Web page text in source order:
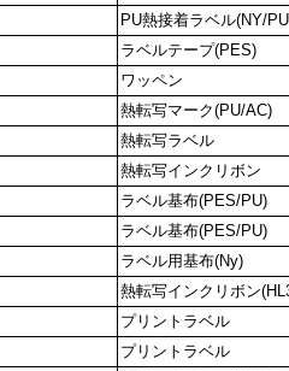
PU熱接着ラベル(NY/
ラベルテープ(PES)
ワッペン
熱転写マーク(PU/AC)
熱転写ラベル
熱転写インクリボン
ラベル基布(PES/PU)
ラベル基布(PES/PU)
ラベル用基布(Ny)
熱転写インクリボン
プリントラベル
プリントラベル